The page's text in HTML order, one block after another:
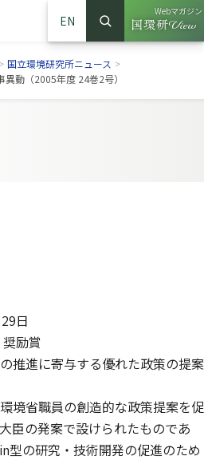
EN
サイト内検索
検索
Webマガジン
（別ウイ
> 国立環境研究所ニュース >
異動（2005年度 24巻2号）
日
励賞
推進に寄与する優れた政策の提案
境省職員の創造的な政策提案を促
臣の発案で設けられたものであ
型の研究・技術開発の促進のため